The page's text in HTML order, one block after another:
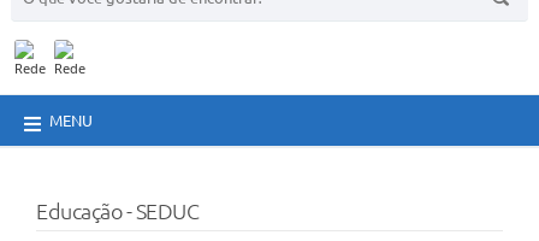
MENU
Educação - SEDUC